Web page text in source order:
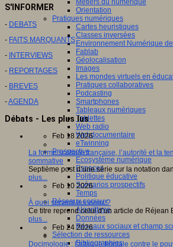
Métiers du numérique
Orientation
Pratiques numériques
Cartes heuristiques
Classes inversées
Environnement Numérique de
Fablab
Géolocalisation
Images
Les mondes virtuels en
Pratiques collaboratives
Podcasting
Smartphones
Tableaux numériques
Tablettes
Web radio
Webdocumentaire
eTwinning
Prospective
Ecosystème numérique
Espaces
Politique éducative
Scénarios prospectifs
Temps
Réseaux sociaux
Algorithme
Données
Réseaux sociaux et champ
Sélection de ressources
Bibliographies
S'INFORMER
- DEBATS
- FAITS MARQUANTS
- INTERVIEWS
- REPORTAGES
- BREVES
-AGENDA
Débats - Les plus lus
Feb 18 2026
La forme scolaire française, l’autorité et la
sommative
Septième post d’une série sur la notation
plus...
Feb 10 2026
À quoi servent les vieux ?
Ce titre reprend celui d’un article de
plus...
Feb 24 2026
Docimologie : l’attaque frontale contre le